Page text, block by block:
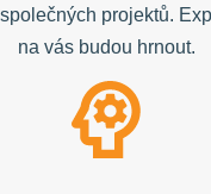
projektů.
na vás budou hrnout.